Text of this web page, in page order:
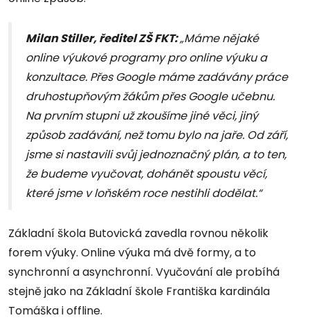
Milan Stiller, ředitel ZŠ FKT:„Máme nějaké
online výukové programy pro online výuku a
konzultace. Přes Google máme zadávány práce
druhostupňovým žákům přes Google učebnu.
Na prvním stupni už zkoušíme jiné věci, jiný
způsob zadávání, než tomu bylo na jaře. Od září,
jsme si nastavili svůj jednoznačný plán, a to ten,
že budeme vyučovat, dohánět spoustu věcí,
které jsme v loňském roce nestihli dodělat.“
Základní škola Butovická zavedla rovnou několik
forem výuky. Online výuka má dvě formy, a to
synchronní a asynchronní. Vyučování ale probíhá
stejně jako na Základní škole Františka kardinála
Tomáška i offline.